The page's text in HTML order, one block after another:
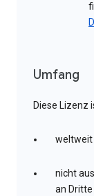
Umfang
Diese Lizenz
weltweit
nicht
an